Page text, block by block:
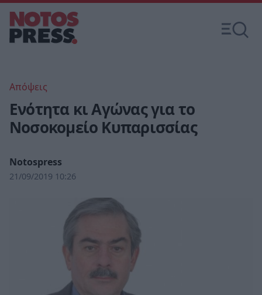
Απόψεις
Ενότητα κι Αγώνας για το
Νοσοκομείο Κυπαρισσίας
Notospress
21/09/2019 10:26